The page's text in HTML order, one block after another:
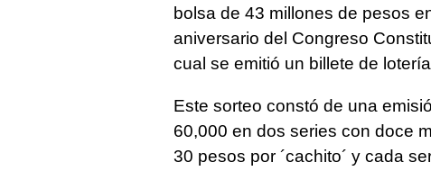
bolsa de 43 millones de pesos
aniversario del Congreso
cual se emitió un billete de
Este sorteo constó de una
60,000 en dos series con doce
30 pesos por ´cachito´ y cada